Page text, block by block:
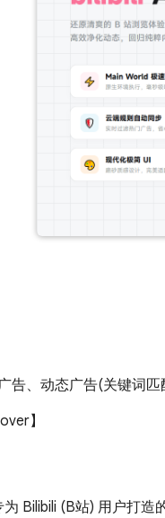
告、动态广告(关键词匹
】
Bilibili (B站) 用户打造